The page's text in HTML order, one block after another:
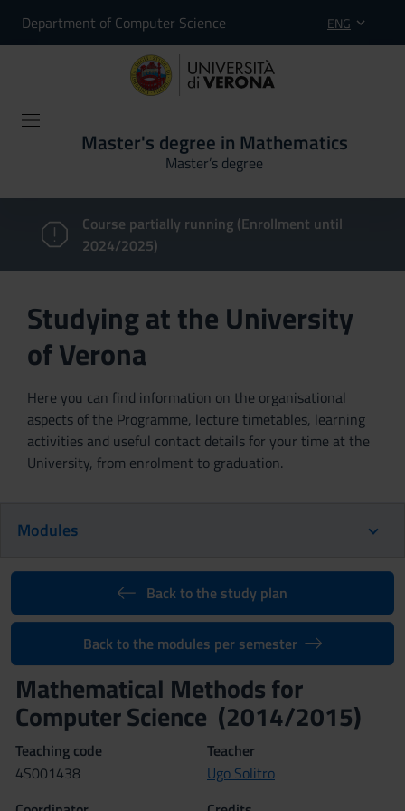
Department of Computer Science ENG
Master's degree in Mathematics
Master’s degree
Course partially running (Enrollment until
2024/2025)
Studying at the University
of Verona
Here you can find information on the organisational
aspects of the Programme, lecture timetables, learning
activities and useful contact details for your time at the
University, from enrolment to graduation.
Modules
Back to the study plan
Back to the modules per semester
Mathematical Methods for
Computer Science (2014/2015)
Teaching code
4S001438
Teacher
Ugo Solitro